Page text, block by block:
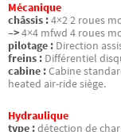
Mécanique
châssis :4×2 2 roues
–>4×4 mfwd 4 roues
pilotage : Direction
freins : Différentiel
cabine :Cabine
heated air-ride siège.
Hydraulique
type :détection de